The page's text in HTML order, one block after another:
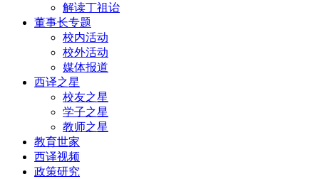
解读丁祖诒
董事长专题
校内活动
校外活动
媒体报道
西译之星
校友之星
学子之星
教师之星
教育世家
西译视频
政策研究